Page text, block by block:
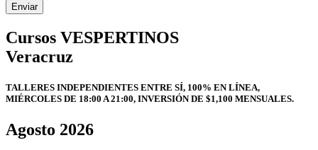
Enviar
Cursos VESPERTINOS
Veracruz
TALLERES INDEPENDIENTES ENTRE SÍ, 100% EN LÍNEA,
MIÉRCOLES DE 18:00 A 21:00, INVERSIÓN DE $1,100 MENSUALES.
Agosto 2026